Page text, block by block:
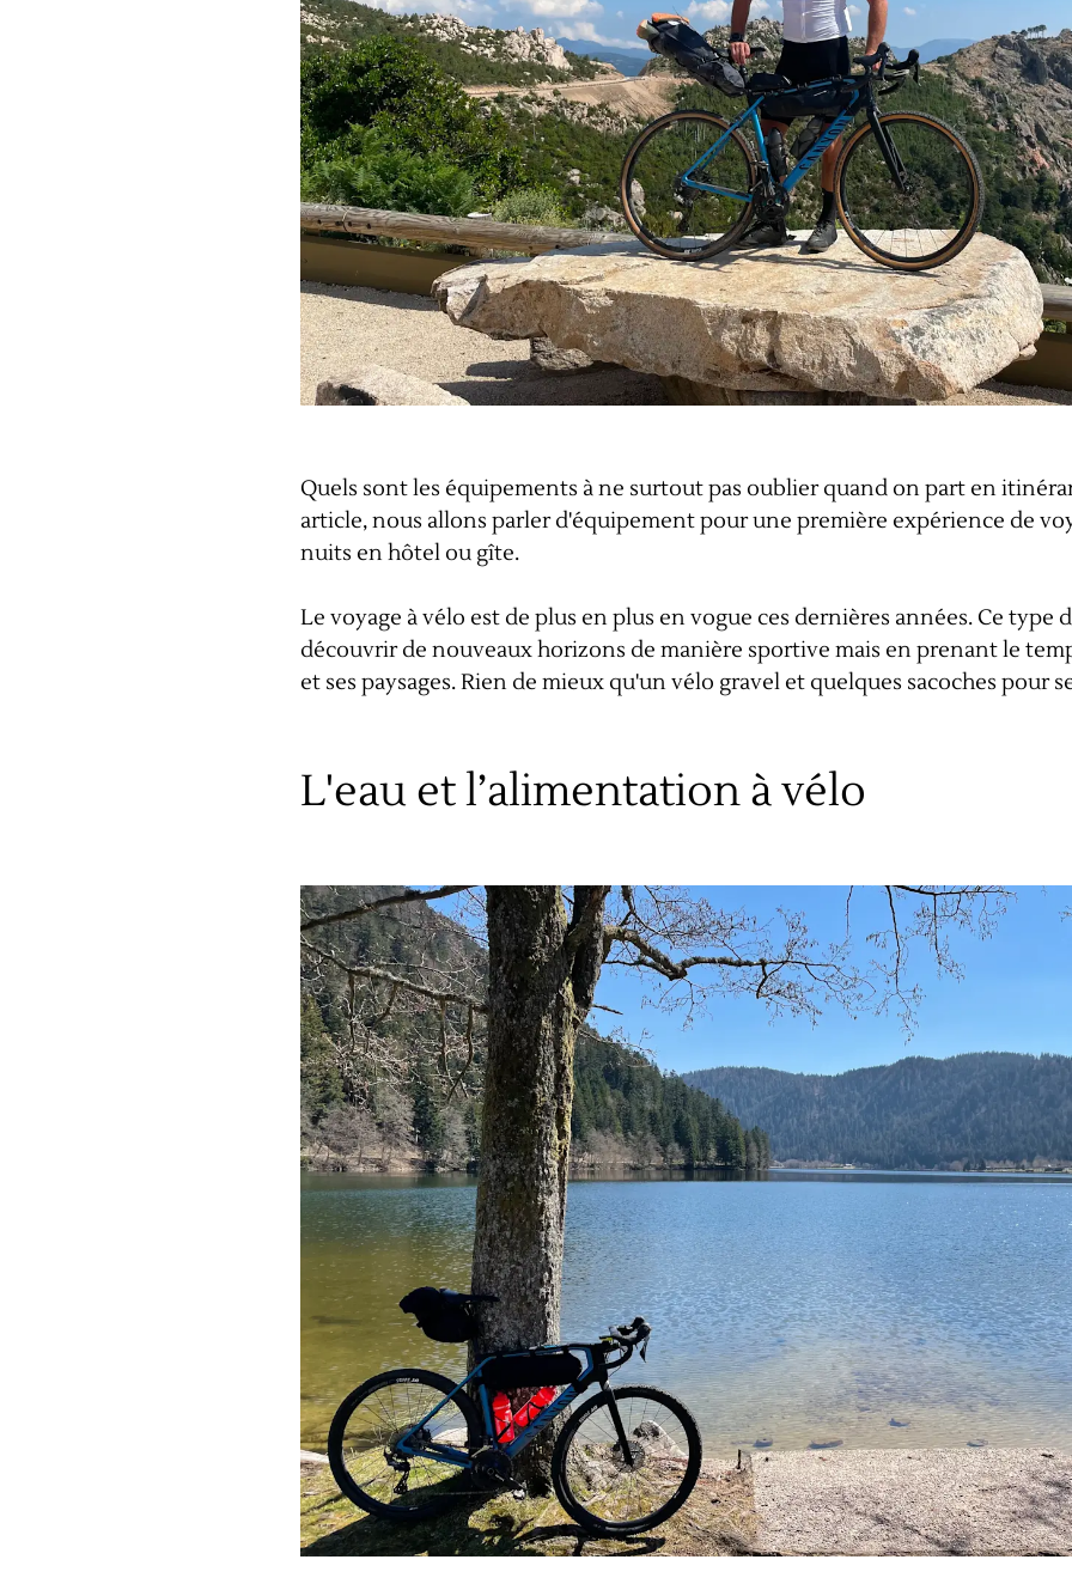
Quels sont les équipements à ne surtout pas oublier quand on part en
article, nous allons parler d'équipement pour une première expérience de
nuits en hôtel ou gîte.
Le voyage à vélo est de plus en plus en vogue ces dernières années. Ce type
découvrir de nouveaux horizons de manière sportive mais en prenant le
et ses paysages. Rien de mieux qu'un vélo gravel et quelques sacoches pour
L'eau et l’alimentation à vélo